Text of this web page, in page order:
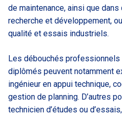
de maintenance, ainsi que
recherche et développement,
qualité et essais industriels.
Les débouchés professionnels
diplômés peuvent notamment
ingénieur en appui technique,
gestion de planning. D’autres
technicien d’études ou